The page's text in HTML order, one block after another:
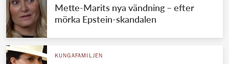
Mette-Marits nya vändning – efter
mörka Epstein-skandalen
KUNGAFAMILJEN